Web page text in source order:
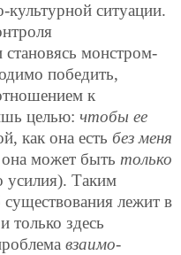
культурной ситуации.
монстром-
победить,
к
целью: чтобы ее
как она есть без меня
она может быть только
усилия). Таким
лежит в
только здесь
взаимо-